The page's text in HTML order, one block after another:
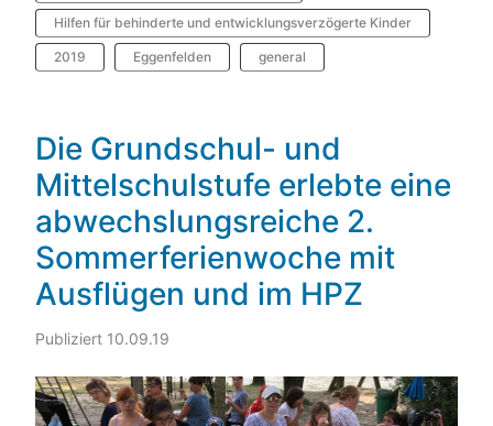
Hilfen für behinderte und entwicklungsverzögerte Kinder
2019 Eggenfelden general
Die Grundschul- und
Mittelschulstufe erlebte eine
abwechslungsreiche 2.
Sommerferienwoche mit
Ausflügen und im HPZ
Publiziert 10.09.19